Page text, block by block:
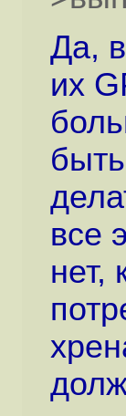
Да,
их
все
нет,